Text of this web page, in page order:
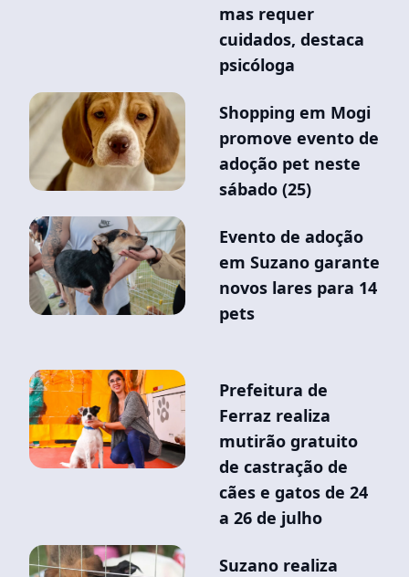
mas requer
cuidados, destaca
psicóloga
Shopping em Mogi
promove evento de
adoção pet neste
sábado (25)
Evento de adoção
em Suzano garante
novos lares para 14
pets
Prefeitura de
Ferraz realiza
mutirão gratuito
de castração de
cães e gatos de 24
a 26 de julho
Suzano realiza